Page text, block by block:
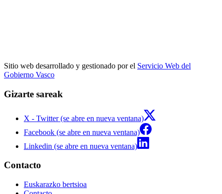
Sitio web desarrollado y gestionado por el Servicio Web del
Gobierno Vasco
Gizarte sareak
X - Twitter (se abre en nueva ventana)
Facebook (se abre en nueva ventana)
Linkedin (se abre en nueva ventana)
Contacto
Euskarazko bertsioa